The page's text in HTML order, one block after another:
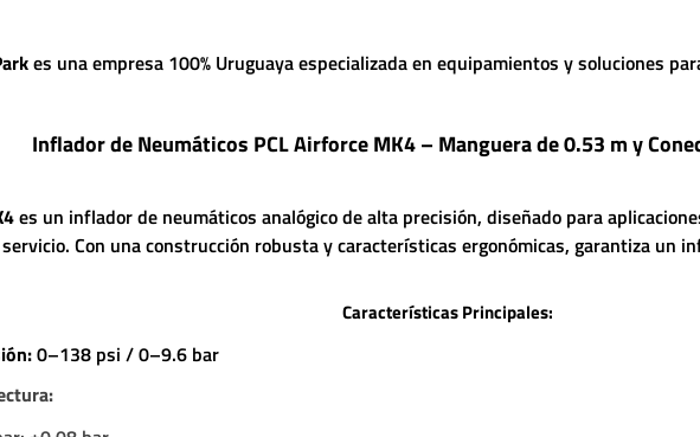
es una empresa 100% Uruguaya especializada en equipamientos y soluciones
Inflador de Neumáticos PCL Airforce MK4 – Manguera de 0.53 m y
es un inflador de neumáticos analógico de alta precisión, diseñado para
servicio. Con una construcción robusta y características ergonómicas, garantiza un
Características Principales:
0–138 psi / 0–9.6 bar